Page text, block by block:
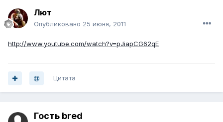
Лют
Опубликовано 25 июня, 2011
http://www.youtube.com/watch?v=pJiapCG62qE
Цитата
Гость bred